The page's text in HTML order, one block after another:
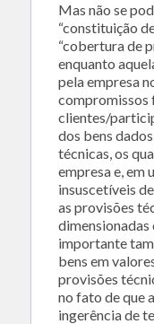
Mas não se
“constituição
“cobertura de
enquanto
pela empresa
compromissos
clientes/
dos bens
técnicas, os
empresa e, em
insuscetíveis
as provisões
dimensionadas
importante
bens em
provisões
no fato de que
ingerência de